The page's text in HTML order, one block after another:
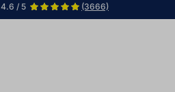
4.6 / 5 (3666)